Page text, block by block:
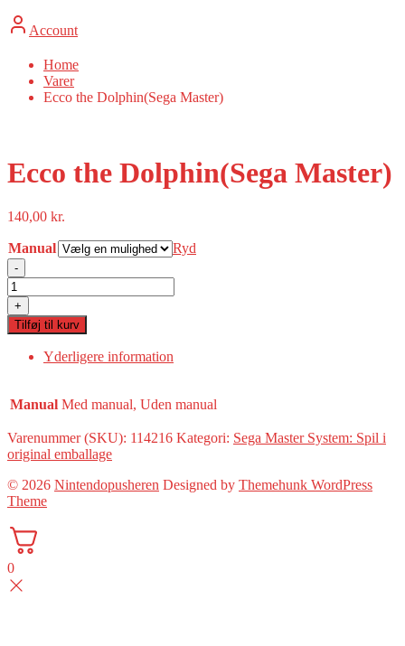
Account
Home
Varer
Ecco the Dolphin(Sega Master)
Ecco the Dolphin(Sega Master)
140,00 kr.
Manual Ryd
-
Ecco
the
Dolphin(Sega
Master)
+
Tilføj til kurv
Yderligere information
Manual Med manual, Uden manual
Varenummer (SKU): 114216 Kategori: Sega Master System: Spil i
original emballage
© 2026 Nintendopusheren Designed by Themehunk WordPress
Theme
0